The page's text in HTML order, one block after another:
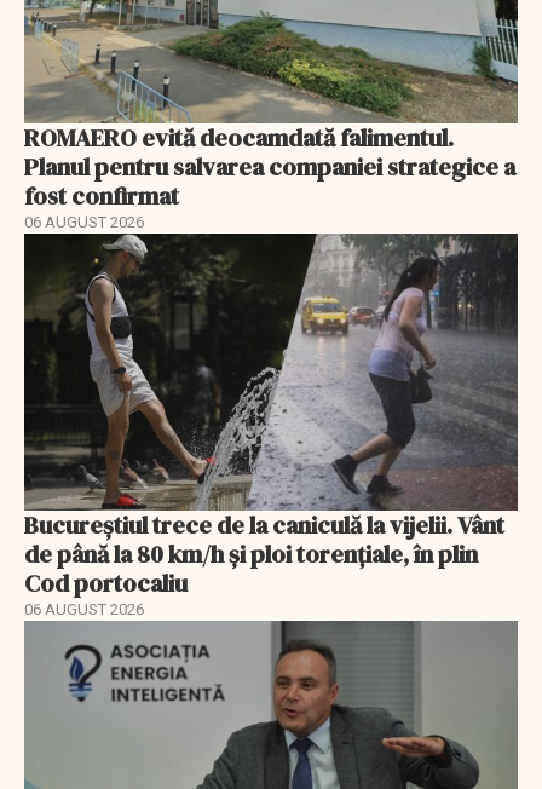
ROMAERO evită deocamdată falimentul.
Planul pentru salvarea companiei strategice a
fost confirmat
06 AUGUST 2026
Bucureștiul trece de la caniculă la vijelii. Vânt
de până la 80 km/h și ploi torențiale, în plin
Cod portocaliu
06 AUGUST 2026